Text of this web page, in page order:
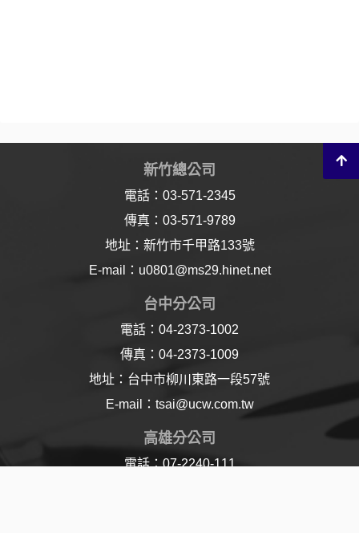
新竹總公司
電話：03-571-2345
傳真：03-571-9789
地址：新竹市千甲路133號
E-mail：u0801@ms29.hinet.net
台中分公司
電話：04-2373-1002
傳真：04-2373-1009
地址：台中市柳川東路一段57號
E-mail：tsai@ucw.com.tw
高雄分公司
電話：07-2240-111